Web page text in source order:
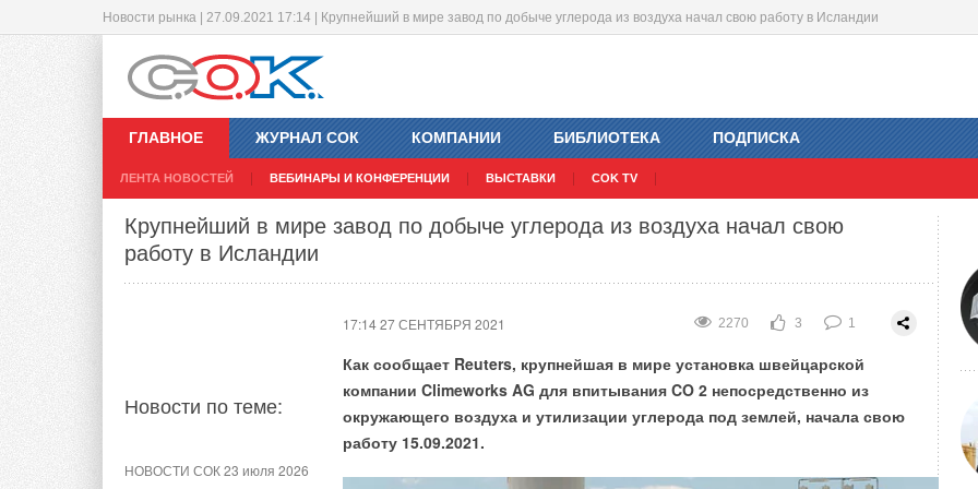
Новости рынка | 27.09.2021 17:14 | Крупнейший в мире завод по добыче углерода из воздуха начал свою работу в Исландии
ГЛАВНОЕ
ЛЕНТА НОВОСТЕЙ ВЕБИНАРЫ И КОНФЕРЕНЦИИ ВЫСТАВКИ COK TV
ЖУРНАЛ СОК КОМПАНИИ БИБЛИОТЕКА ПОДПИСКА
Крупнейший в мире завод по добыче углерода из воздуха начал свою
работу в Исландии
2270 3 1
17:14 27 СЕНТЯБРЯ 2021
Новости по теме:
НОВОСТИ СОК 23 июля 2026
Как сообщает Reuters, крупнейшая в мире установка швейцарской
компании Climeworks AG для впитывания CO 2 непосредственно из
окружающего воздуха и утилизации углерода под землей, начала свою
работу 15.09.2021.
Тепловые насосы: исследования Центра чистой энергии MassCEC
16:31 27 СЕНТЯБРЯ 2021
Новости по теме:
НОВОСТИ СОК 5 августа 2026
Корпорация «Термекс»
проекта «Промтуризм.РФ»
Тепловые насосы могут самостоятельно выполнять функцию отопления
и охлаждения всего дома — доказано исследованиями.
Увлажнители воздуха ROYAL Clima
11:47 24 СЕНТЯБРЯ 2021
Новости по теме:
НОВОСТИ СОК 6 августа 2026
Новый официальный сайт
НОВОСТИ СОК 4 марта 2026